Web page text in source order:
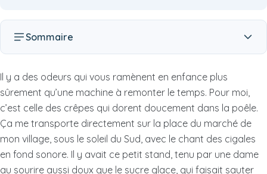
Sommaire
Il y a des odeurs qui vous ramènent en enfance plus
sûrement qu’une machine à remonter le temps. Pour moi,
c’est celle des crêpes qui dorent doucement dans la poêle.
Ça me transporte directement sur la place du marché de
mon village, sous le soleil du Sud, avec le chant des cigales
en fond sonore. Il y avait ce petit stand, tenu par une dame
au sourire aussi doux que le sucre glace, qui faisait sauter